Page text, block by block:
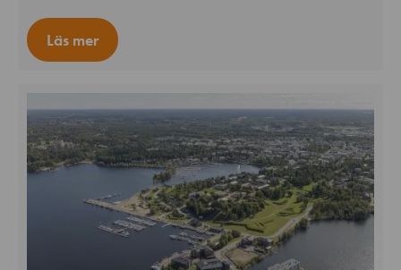
Läs mer